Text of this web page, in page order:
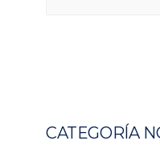
CATEGORÍA